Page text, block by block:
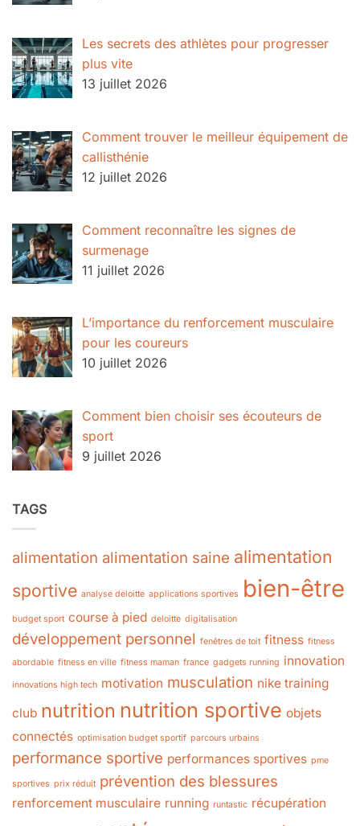
Les secrets des athlètes pour progresser
plus vite
13 juillet 2026
Comment trouver le meilleur équipement de
callisthénie
12 juillet 2026
Comment reconnaître les signes de
surmenage
11 juillet 2026
L’importance du renforcement musculaire
pour les coureurs
10 juillet 2026
Comment bien choisir ses écouteurs de
sport
9 juillet 2026
TAGS
alimentation alimentation saine alimentation
sportive analyse deloitte applications sportives bien-être
budget sport course à pied deloitte digitalisation
développement personnel fenêtres de toit fitness fitness
abordable fitness en ville fitness maman france gadgets running innovation
innovations high tech motivation musculation nike training
club nutrition nutrition sportive objets
connectés optimisation budget sportif parcours urbains
performance sportive performances sportives pme
sportives prix réduit prévention des blessures
renforcement musculaire running runtastic récupération